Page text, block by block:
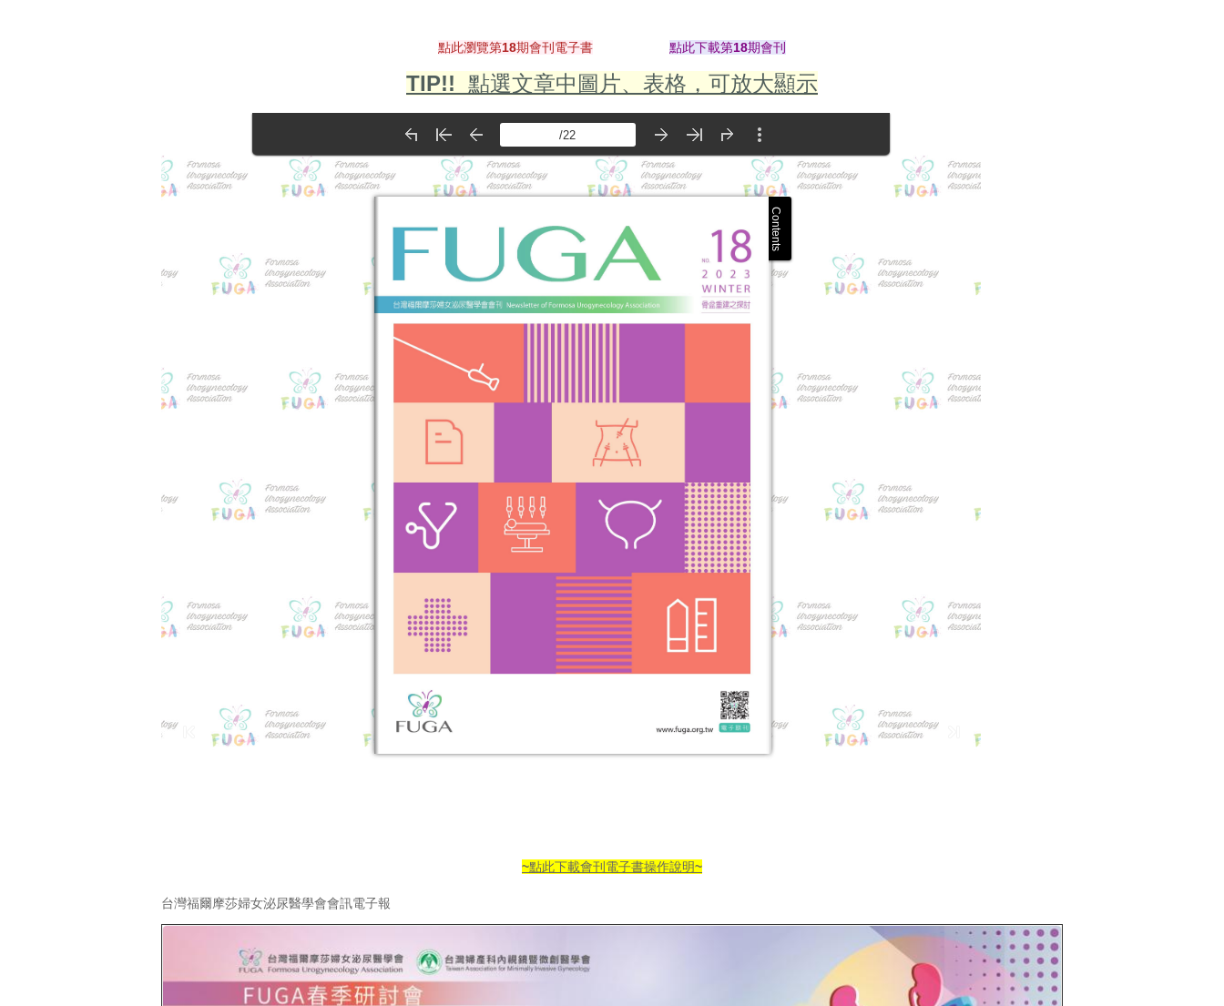
點此瀏覽第18期會刊電子書 點此下載第18期會刊
TIP!! 點選文章中圖片、表格，可放大顯示
~點此下載會刊電子書操作說明~
台灣福爾摩莎婦女泌尿醫學會會訊電子報